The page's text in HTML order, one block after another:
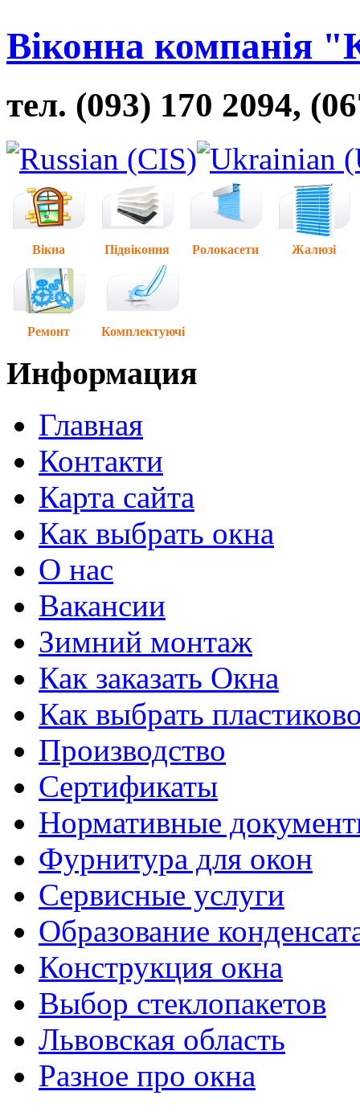
Віконна компанія
тел. (093) 170 2094,
Вікна Підвіконня Ролокасети Жалюзі
Ремонт Комплектуючі
Информация
Главная
Контакти
Карта сайта
Как выбрать окна
О нас
Вакансии
Зимний монтаж
Как заказать Окна
Как выбрать
Производство
Сертификаты
Нормативные
Фурнитура для окон
Сервисные услуги
Образование
Конструкция окна
Выбор стеклопакетов
Львовская область
Разное про окна